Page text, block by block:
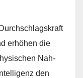
erhöhen die
Nah-
den